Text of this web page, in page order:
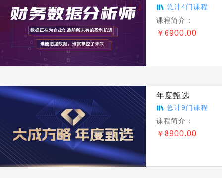
总计4门课程
课程简介：
￥ 6900.00
年度甄选
总计9门课程
课程简介：
￥ 8900.00